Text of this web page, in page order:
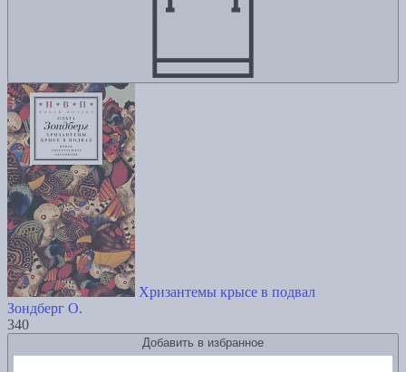
Хризантемы крысе в подвал
Зондберг О.
340
Добавить в избранное